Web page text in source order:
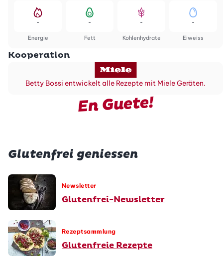
Energie
-
Fett
-
Kohlenhydrate
-
Eiweiss
-
Kooperation
Betty Bossi entwickelt alle Rezepte mit Miele Geräten.
En Guete!
Glutenfrei geniessen
Newsletter
Glutenfrei-Newsletter
Rezeptsammlung
Glutenfreie Rezepte